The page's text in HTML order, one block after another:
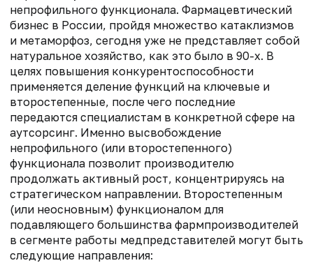
непрофильного функционала. Фармацевтический
бизнес в России, пройдя множество катаклизмов
и метаморфоз, сегодня уже не представляет собой
натуральное хозяйство, как это было в 90-х. В
целях повышения конкурентоспособности
применяется деление функций на ключевые и
второстепенные, после чего последние
передаются специалистам в конкретной сфере на
аутсорсинг. Именно высвобождение
непрофильного (или второстепенного)
функционала позволит производителю
продолжать активный рост, концентрируясь на
стратегическом направлении. Второстепенным
(или неосновным) функционалом для
подавляющего большинства фармпроизводителей
в сегменте работы медпредставителей могут быть
следующие направления: